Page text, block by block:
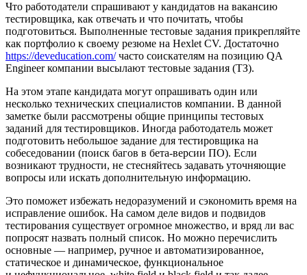
Что работодатели спрашивают у кандидатов на вакансию
тестировщика, как отвечать и что почитать, чтобы
подготовиться. Выполненные тестовые задания прикрепляйте
как портфолио к своему резюме на Hexlet CV. Достаточно
https://deveducation.com/часто соискателям на позицию QA
Engineer компании высылают тестовые задания (ТЗ).
На этом этапе кандидата могут опрашивать один или
несколько технических специалистов компании. В данной
заметке были рассмотрены общие принципы тестовых
заданий для тестировщиков. Иногда работодатель может
подготовить небольшое задание для тестировщика на
собеседовании (поиск багов в бета-версии ПО). Если
возникают трудности, не стесняйтесь задавать уточняющие
вопросы или искать дополнительную информацию.
Это поможет избежать недоразумений и сэкономить время на
исправление ошибок. На самом деле видов и подвидов
тестирования существует огромное множество, и вряд ли вас
попросят назвать полный список. Но можно перечислить
основные — например, ручное и автоматизированное,
статическое и динамическое, функциональное